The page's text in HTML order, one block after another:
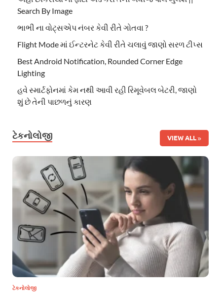
Search By Image
ભાભી ના વોટ્સએપ નંબર કેવી રીતે ગોતવા ?
Flight Mode માં ઈન્ટરનેટ કેવી રીતે ચલાવું જાણો સરળ ટીપ્સ
Best Android Notification, Rounded Corner Edge
Lighting
હવે સ્માર્ટફોનમાં કેમ નથી આવી રહી રિમૂવેબલ બેટરી, જાણો
શું છે તેની પાછળનું કારણ
ટેકનોલોજી VIEW ALL
ટેકનોલોજી